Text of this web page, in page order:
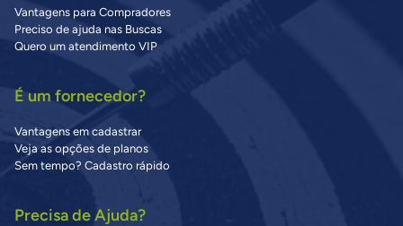
Vantagens para Compradores
Preciso de ajuda nas Buscas
Quero um atendimento VIP
É um fornecedor?
Vantagens em cadastrar
Veja as opções de planos
Sem tempo? Cadastro rápido
Precisa de Ajuda?